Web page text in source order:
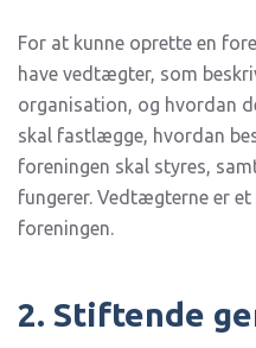
For at kunne oprette en
have vedtægter, som
organisation, og hvordan
skal fastlægge, hvordan
foreningen skal styres,
fungerer. Vedtægterne er
foreningen.
2. Stiftende